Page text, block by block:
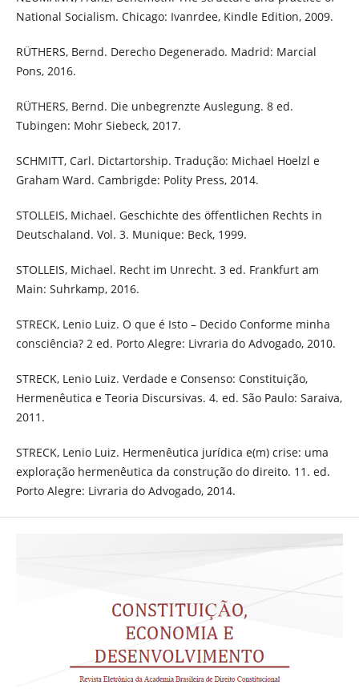
National Socialism. Chicago: Ivanrdee, Kindle Edition, 2009.
RÜTHERS, Bernd. Derecho Degenerado. Madrid: Marcial
Pons, 2016.
RÜTHERS, Bernd. Die unbegrenzte Auslegung. 8 ed.
Tubingen: Mohr Siebeck, 2017.
SCHMITT, Carl. Dictartorship. Tradução: Michael Hoelzl e
Graham Ward. Cambrigde: Polity Press, 2014.
STOLLEIS, Michael. Geschichte des öffentlichen Rechts in
Deutschaland. Vol. 3. Munique: Beck, 1999.
STOLLEIS, Michael. Recht im Unrecht. 3 ed. Frankfurt am
Main: Suhrkamp, 2016.
STRECK, Lenio Luiz. O que é Isto – Decido Conforme minha
consciência? 2 ed. Porto Alegre: Livraria do Advogado, 2010.
STRECK, Lenio Luiz. Verdade e Consenso: Constituição,
Hermenêutica e Teoria Discursivas. 4. ed. São Paulo: Saraiva,
2011.
STRECK, Lenio Luiz. Hermenêutica jurídica e(m) crise: uma
exploração hermenêutica da construção do direito. 11. ed.
Porto Alegre: Livraria do Advogado, 2014.